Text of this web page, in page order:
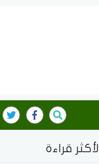
الأكثر قراءة